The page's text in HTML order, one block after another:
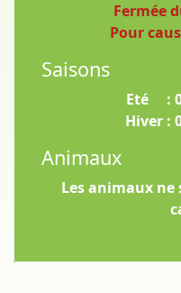
Fermée
Pour
Saisons
Eté :
Hiver :
Animaux
Les animaux ne